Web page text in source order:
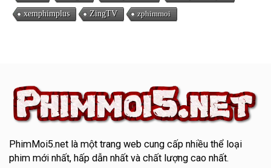
xemphimplus ZingTV zphimmoi
PhimMoi5.netlà một trang web cung cấp nhiều thể loại
phim mới nhất, hấp dẫn nhất và chất lượng cao nhất.